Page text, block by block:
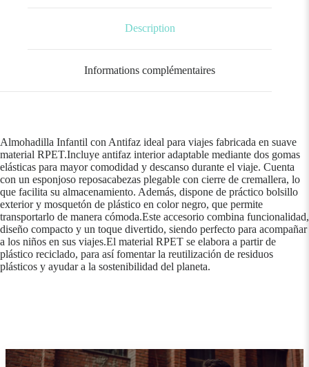
Description
Informations complémentaires
Almohadilla Infantil con Antifaz ideal para viajes fabricada en suave
material RPET.Incluye antifaz interior adaptable mediante dos gomas
elásticas para mayor comodidad y descanso durante el viaje. Cuenta
con un esponjoso reposacabezas plegable con cierre de cremallera, lo
que facilita su almacenamiento. Además, dispone de práctico bolsillo
exterior y mosquetón de plástico en color negro, que permite
transportarlo de manera cómoda.Este accesorio combina funcionalidad,
diseño compacto y un toque divertido, siendo perfecto para acompañar
a los niños en sus viajes.El material RPET se elabora a partir de
plástico reciclado, para así fomentar la reutilización de residuos
plásticos y ayudar a la sostenibilidad del planeta.